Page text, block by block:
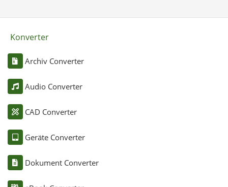
Konverter
Archiv Converter
Audio Converter
CAD Converter
Geräte Converter
Dokument Converter